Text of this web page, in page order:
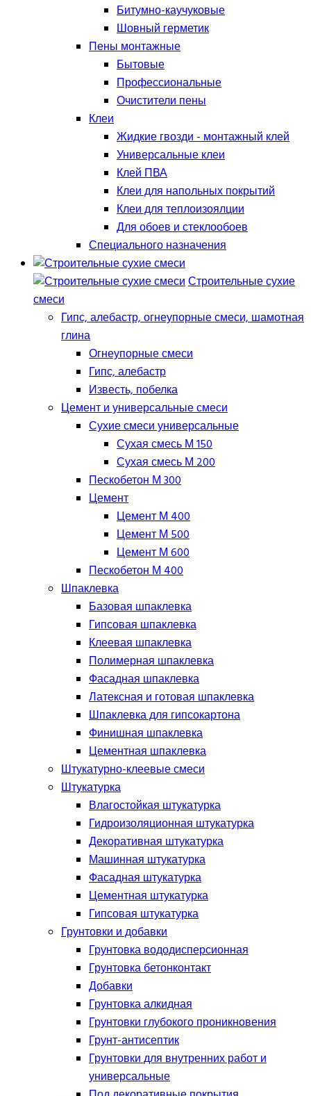
Битумно-каучуковые
Шовный герметик
Пены монтажные
Бытовые
Профессиональные
Очистители пены
Клеи
Жидкие гвозди - монтажный клей
Универсальные клеи
Клей ПВА
Клеи для напольных покрытий
Клеи для теплоизоялции
Для обоев и стеклообоев
Специального назначения
Строительные сухие
смеси
Гипс, алебастр, огнеупорные смеси, шамотная
глина
Огнеупорные смеси
Гипс, алебастр
Известь, побелка
Цемент и универсальные смеси
Сухие смеси универсальные
Сухая смесь М 150
Сухая смесь М 200
Пескобетон М 300
Цемент
Цемент М 400
Цемент М 500
Цемент М 600
Пескобетон М 400
Шпаклевка
Базовая шпаклевка
Гипсовая шпаклевка
Клеевая шпаклевка
Полимерная шпаклевка
Фасадная шпаклевка
Латексная и готовая шпаклевка
Шпаклевка для гипсокартона
Финишная шпаклевка
Цементная шпаклевка
Штукатурно-клеевые смеси
Штукатурка
Влагостойкая штукатурка
Гидроизоляционная штукатурка
Декоративная штукатурка
Машинная штукатурка
Фасадная штукатурка
Цементная штукатурка
Гипсовая штукатурка
Грунтовки и добавки
Грунтовка вододисперсионная
Грунтовка бетонконтакт
Добавки
Грунтовка алкидная
Грунтовки глубокого проникновения
Грунт-антисептик
Грунтовки для внутренних работ и
универсальные